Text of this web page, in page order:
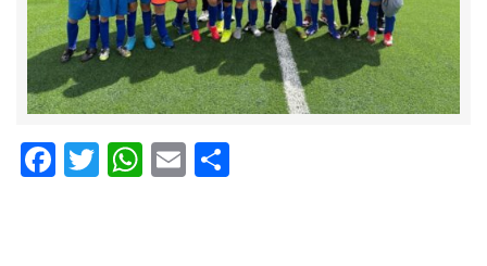
Facebook
Twitter
WhatsApp
Email